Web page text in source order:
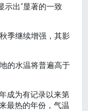
示出“显著的一致
季继续增强，其影
的水温将普遍高于
成为有记录以来第
最热的年份，气温